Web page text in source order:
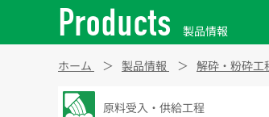
Products 製品情報
ホーム 製品情報 解砕・粉砕工
原料受入・供給工程